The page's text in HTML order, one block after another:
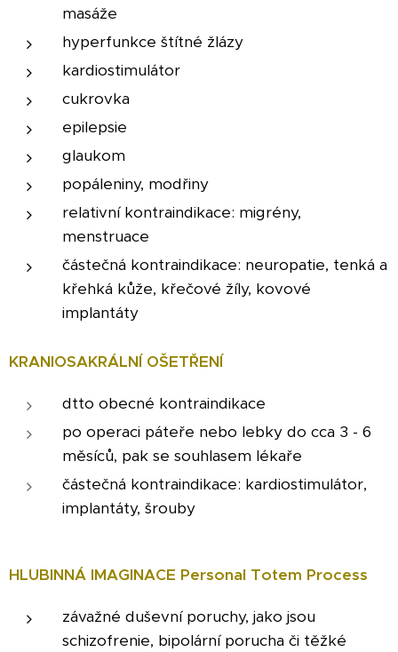
masáže
hyperfunkce štítné žlázy
kardiostimulátor
cukrovka
epilepsie
glaukom
popáleniny, modřiny
relativní kontraindikace: migrény,
menstruace
částečná kontraindikace: neuropatie, tenká a
křehká kůže, křečové žíly, kovové
implantáty
KRANIOSAKRÁLNÍ OŠETŘENÍ
dtto obecné kontraindikace
po operaci páteře nebo lebky do cca 3 - 6
měsíců, pak se souhlasem lékaře
částečná kontraindikace: kardiostimulátor,
implantáty, šrouby
HLUBINNÁ IMAGINACE Personal Totem Process
závažné duševní poruchy, jako jsou
schizofrenie, bipolární porucha či těžké